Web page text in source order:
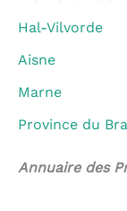
Hal-Vilvorde
Aisne
Marne
Province du
Annuaire des